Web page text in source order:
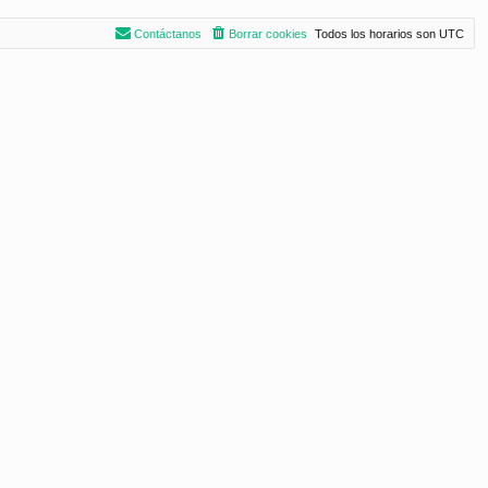
Todos los horarios son UTC
Borrar cookies
Contáctanos